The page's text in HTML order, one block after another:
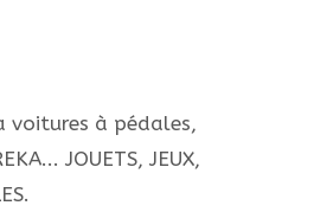
voitures à pédales,
JOUETS, JEUX,